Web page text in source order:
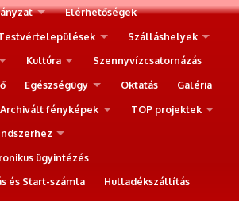
Elérhetőségek
Szálláshelyek
Kultúra
Szennyvízcsatornázás
Egészségügy Oktatás
Galéria
Archivált fényképek
TOP projektek
ügyintézés
és Start-számla
Hulladékszállítás